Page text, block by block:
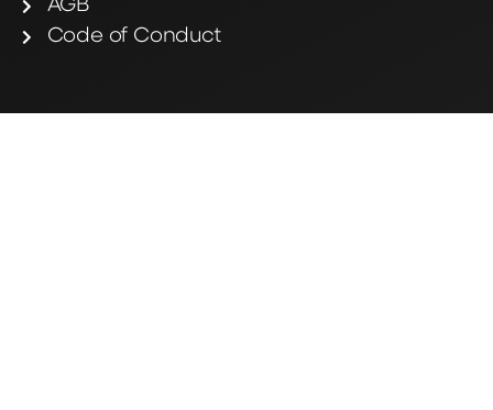
AGB
Code of Conduct